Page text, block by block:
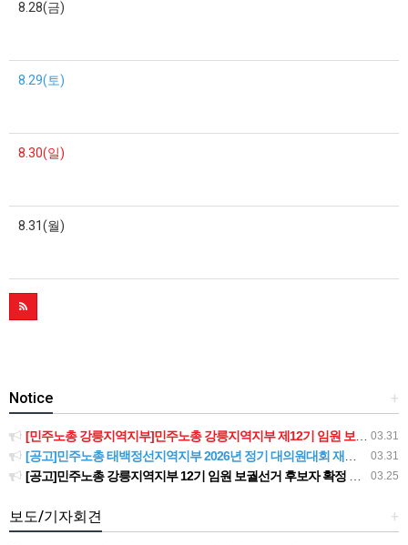
8.28(금)
8.29(토)
8.30(일)
8.31(월)
+
Notice
03.31
[민주노총 강릉지역지부]민주노총 강릉지역지부 제12기 임원 보궐선거결과 공고
03.31
[공고]민주노총 태백정선지역지부 2026년 정기 대의원대회 재소집 건
03.25
[공고]민주노총 강릉지역지부 12기 임원 보궐선거 후보자 확정 공고
+
보도/기자회견